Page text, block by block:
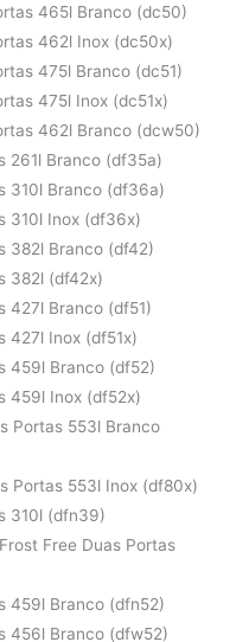
465l Branco (dc50)
462l Inox (dc50x)
475l Branco (dc51)
475l Inox (dc51x)
462l Branco (dcw50)
261l Branco (df35a)
310l Branco (df36a)
310l Inox (df36x)
382l Branco (df42)
382l (df42x)
427l Branco (df51)
427l Inox (df51x)
459l Branco (df52)
459l Inox (df52x)
Portas 553l Branco
Portas 553l Inox (df80x)
310l (dfn39)
Free Duas Portas
459l Branco (dfn52)
456l Branco (dfw52)